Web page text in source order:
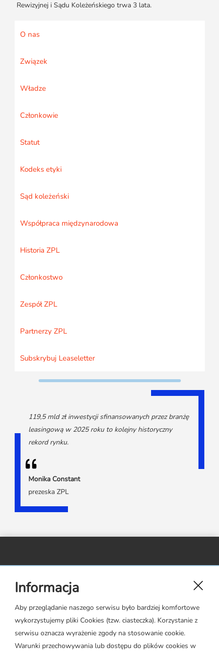
Informacja
Aby przeglądanie naszego serwisu było bardziej komfortowe
wykorzystujemy pliki Cookies (tzw. ciasteczka). Korzystanie z
serwisu oznacza wyrażenie zgody na stosowanie cookie.
Warunki przechowywania lub dostępu do plików cookies w
Rewizyjnej i Sądu Koleżeńskiego trwa 3 lata.
O nas
Związek
Władze
Członkowie
Statut
Kodeks etyki
Sąd koleżeński
Współpraca międzynarodowa
Historia ZPL
Członkostwo
Zespół ZPL
Partnerzy ZPL
Subskrybuj Leaseletter
119,5 mld zł inwestycji sfinansowanych przez branżę
leasingową w 2025 roku to kolejny historyczny
rekord rynku.
Monika Constant
prezeska ZPL
ul. Rejtana 17 lok. 22,
02-516 Warszawa
zpl@leasing.org.pl